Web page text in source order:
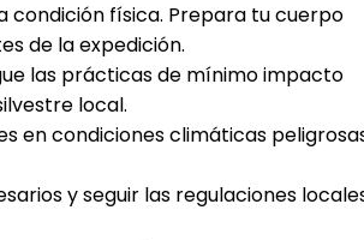
condición física. Prepara tu cuerpo
de la expedición.
las prácticas de mínimo impacto
local.
en condiciones climáticas
y seguir las regulaciones